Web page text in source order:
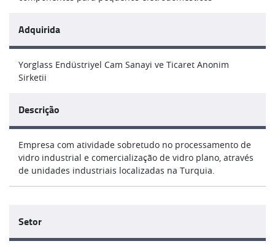
Adquirida
Yorglass Endüstriyel Cam Sanayi ve Ticaret Anonim
Sirketii
Descrição
Empresa com atividade sobretudo no processamento de
vidro industrial e comercialização de vidro plano, através
de unidades industriais localizadas na Turquia.
Setor